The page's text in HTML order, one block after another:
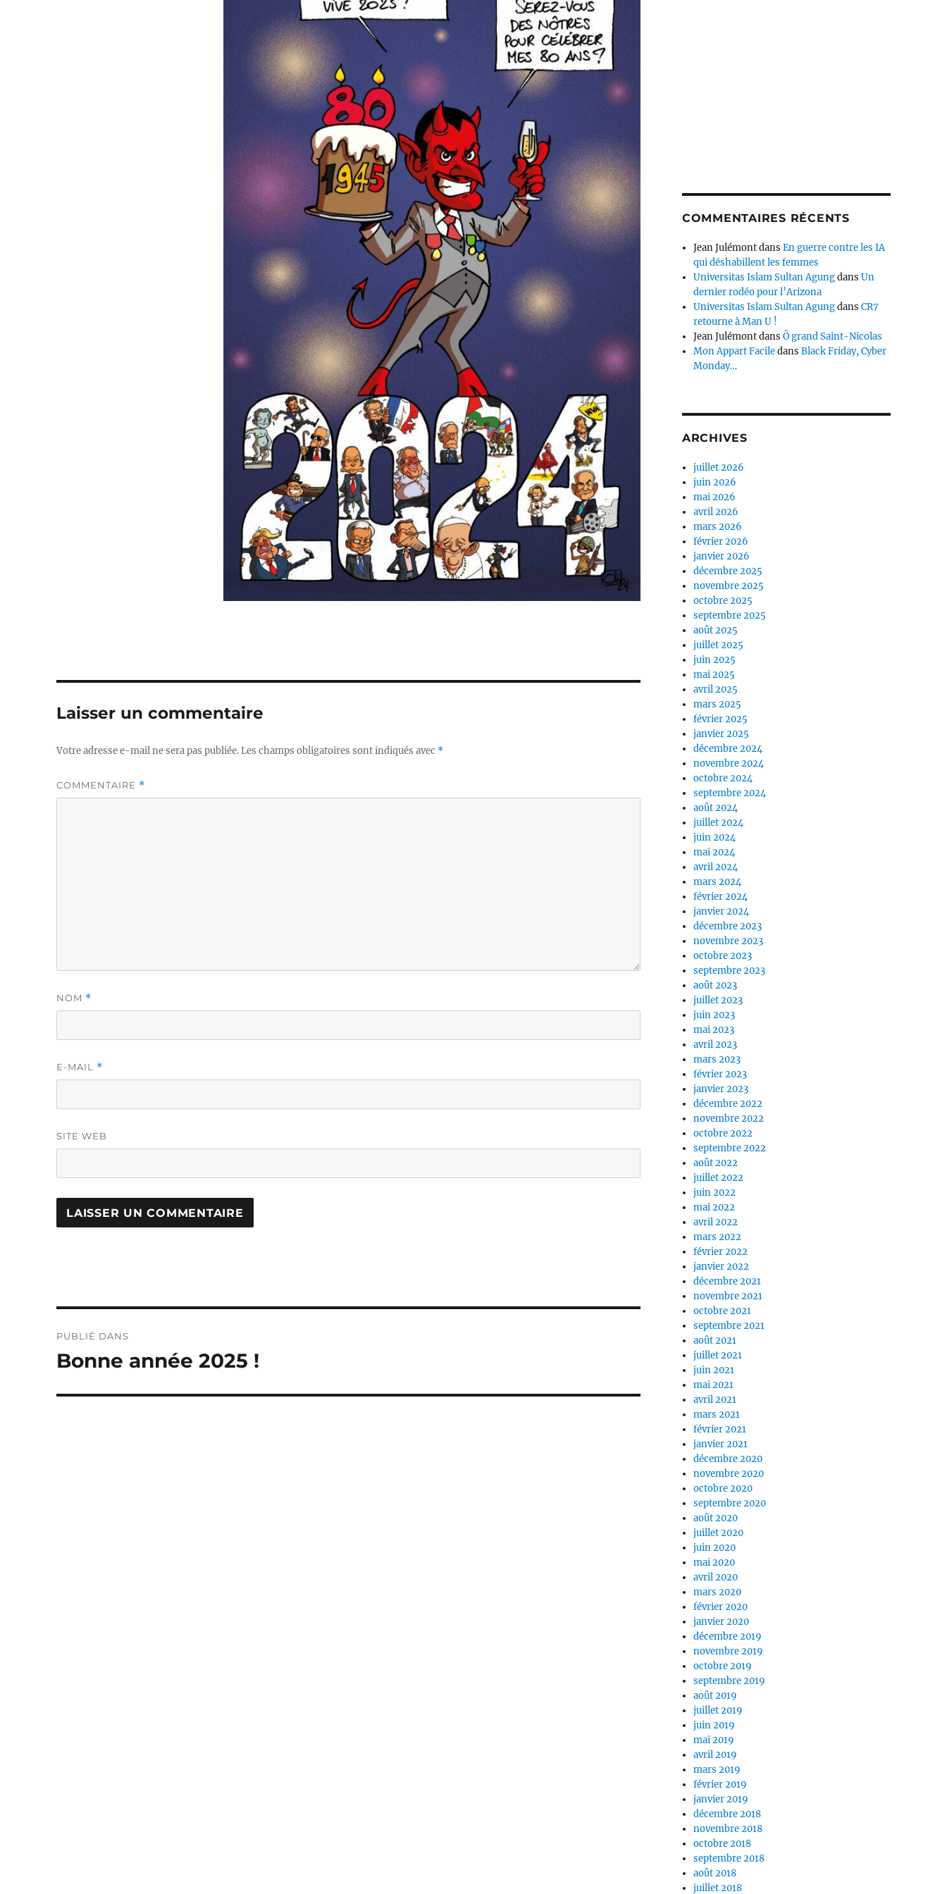
Laisser un commentaire
Votre adresse e-mail ne sera pas publiée.Les champs obligatoires sont indiqués avec *
COMMENTAIRE *
NOM *
E-MAIL *
SITE WEB
de
PUBLIÉ DANS
Bonne année 2025 !
COMMENTAIRES RÉCENTS
Jean JulémontdansEn guerre contre les IA
qui déshabillent les femmes
Universitas Islam Sultan AgungdansUn
dernier rodéo pour l’Arizona
Universitas Islam Sultan AgungdansCR7
retourne à Man U !
Jean JulémontdansÔ grand Saint-Nicolas
Mon Appart FaciledansBlack Friday, Cyber
Monday…
ARCHIVES
juillet 2026
juin 2026
mai 2026
avril 2026
mars 2026
février 2026
janvier 2026
décembre 2025
novembre 2025
octobre 2025
septembre 2025
août 2025
juillet 2025
juin 2025
mai 2025
avril 2025
mars 2025
février 2025
janvier 2025
décembre 2024
novembre 2024
octobre 2024
septembre 2024
août 2024
juillet 2024
juin 2024
mai 2024
avril 2024
mars 2024
février 2024
janvier 2024
décembre 2023
novembre 2023
octobre 2023
septembre 2023
août 2023
juillet 2023
juin 2023
mai 2023
avril 2023
mars 2023
février 2023
janvier 2023
décembre 2022
novembre 2022
octobre 2022
septembre 2022
août 2022
juillet 2022
juin 2022
mai 2022
avril 2022
mars 2022
février 2022
janvier 2022
décembre 2021
novembre 2021
octobre 2021
septembre 2021
août 2021
juillet 2021
juin 2021
mai 2021
avril 2021
mars 2021
février 2021
janvier 2021
décembre 2020
novembre 2020
octobre 2020
septembre 2020
août 2020
juillet 2020
juin 2020
mai 2020
avril 2020
mars 2020
février 2020
janvier 2020
décembre 2019
novembre 2019
octobre 2019
septembre 2019
août 2019
juillet 2019
juin 2019
mai 2019
avril 2019
mars 2019
février 2019
janvier 2019
décembre 2018
novembre 2018
octobre 2018
septembre 2018
août 2018
juillet 2018